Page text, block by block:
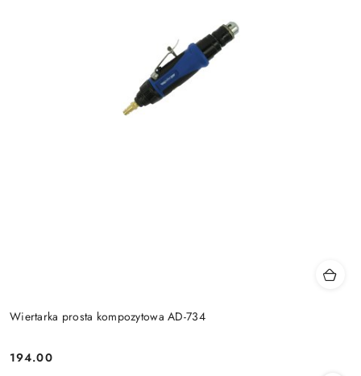
Wiertarka prosta kompozytowa AD-734
Cena:
194.00